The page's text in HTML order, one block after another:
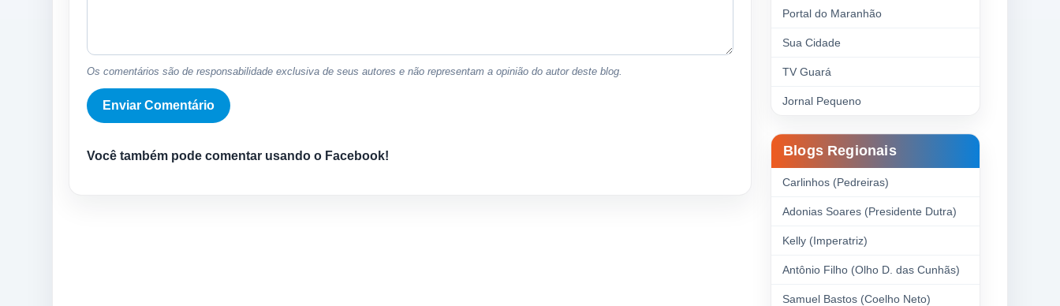
Os comentários são de responsabilidade exclusiva de seus autores e não representam a opinião do autor deste blog.
Você também pode comentar usando o Facebook!
Portal do Maranhão
Sua Cidade
TV Guará
Jornal Pequeno
Blogs Regionais
Carlinhos (Pedreiras)
Adonias Soares (Presidente Dutra)
Kelly (Imperatriz)
Antônio Filho (Olho D. das Cunhãs)
Samuel Bastos (Coelho Neto)